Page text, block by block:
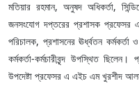
মতিয়ার রহমান, অনুষদ অধিকর্তা,
জনসংযোগ দপ্তরের প্রশাসক প্রফেসর
পরিচালক, প্রশাসনের ঊর্ধ্বতন কর্মকর্তা ও
কর্মকর্তা-কর্মচারীবৃন্দ উপস্থিত ছিলেন।
উপদেষ্টা প্রফেসর এ এইচ এম খুরশীদ